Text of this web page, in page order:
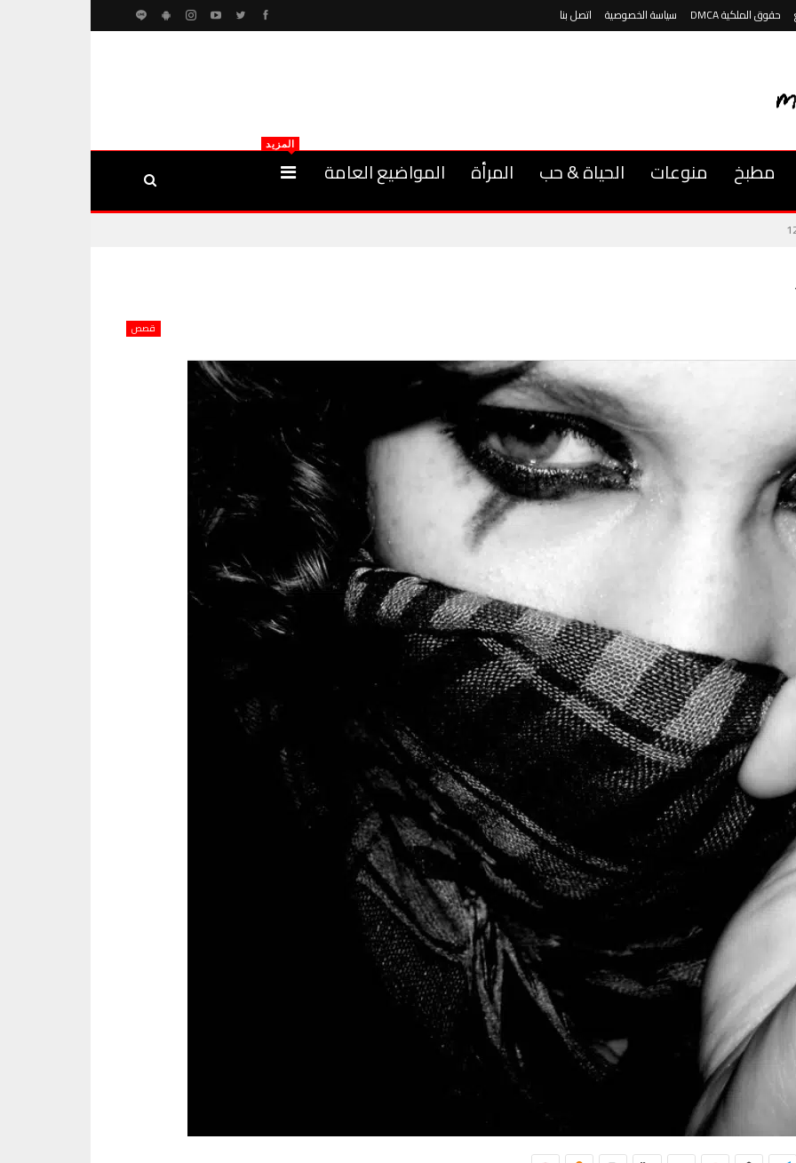
حقوق الملكية DMCA سياسة الخصوصية اتصل بنا
مطبخ منوعات الحياة & حب المرأة المواضيع العامة
المزيد
قصص